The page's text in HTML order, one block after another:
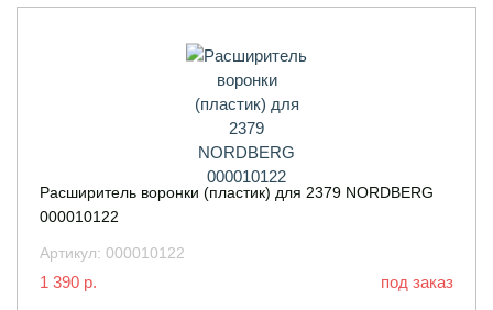
Расширитель воронки (пластик) для 2379 NORDBERG
000010122
Артикул: 000010122
1 390 р. под заказ